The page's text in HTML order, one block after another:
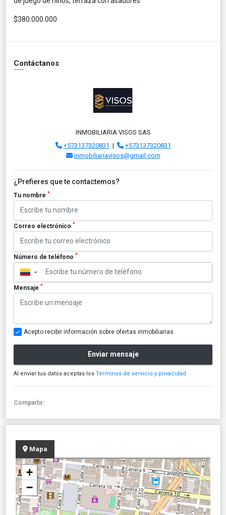
$380.000.000
Contáctanos
INMOBILIARIA VISOS SAS
+573137320831 |
+573137320831
inmobiliariavisos@gmail.com
¿Prefieres que te contactemos?
Tu nombre *
Correo electrónico *
Número de teléfono *
▼
Mensaje *
Acepto recibir información sobre ofertas inmobiliarias
Enviar mensaje
Al enviar tus datos aceptas los Términos de servicio y privacidad
Compartir:
Mapa
+
−